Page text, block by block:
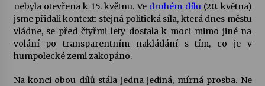
nebyla otevřena k 15. květnu. Ve druhém dílu(20. května)
jsme přidali kontext: stejná politická síla, která dnes městu
vládne, se před čtyřmi lety dostala k moci mimo jiné na
volání po transparentním nakládání s tím, co je v
humpolecké zemi zakopáno.
Na konci obou dílů stála jedna jediná, mírná prosba. Ne